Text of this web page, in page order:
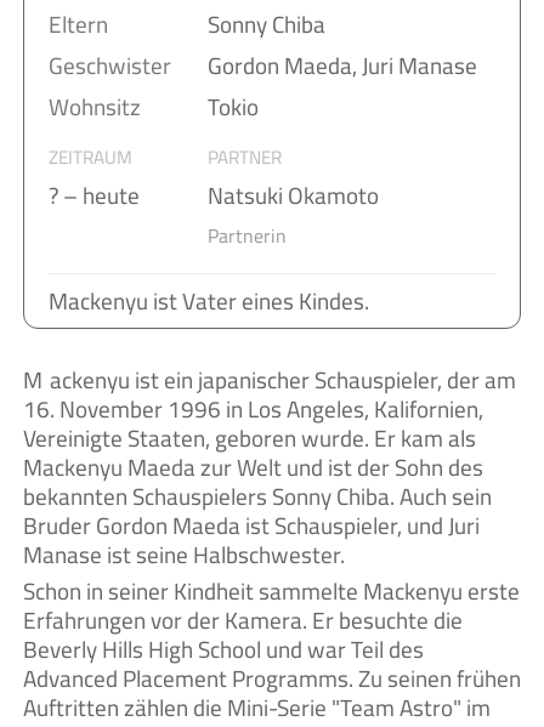
Eltern
Sonny Chiba
Geschwister
Gordon Maeda, Juri Manase
Wohnsitz
Tokio
ZEITRAUM PARTNER
? – heute Natsuki Okamoto
Partnerin
Mackenyu ist Vater eines Kindes.
Mackenyu ist ein japanischer Schauspieler, der am
16. November 1996 in Los Angeles, Kalifornien,
Vereinigte Staaten, geboren wurde. Er kam als
Mackenyu Maeda zur Welt und ist der Sohn des
bekannten Schauspielers Sonny Chiba. Auch sein
Bruder Gordon Maeda ist Schauspieler, und Juri
Manase ist seine Halbschwester.
Schon in seiner Kindheit sammelte Mackenyu erste
Erfahrungen vor der Kamera. Er besuchte die
Beverly Hills High School und war Teil des
Advanced Placement Programms. Zu seinen frühen
Auftritten zählen die Mini-Serie "Team Astro" im